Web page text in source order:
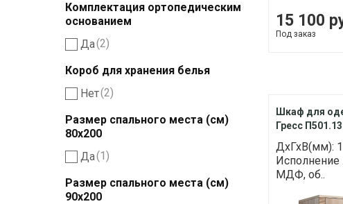
Комплектация ортопедическим
основанием
Да(2)
Короб для хранения белья
Нет(2)
Размер спального места (см)
80х200
Да(1)
Размер спального места (см)
90х200
15 100
Под заказ
Шкаф для
Гресс П501.13
ДхГхВ(мм):
Исполнение
МДФ, об..